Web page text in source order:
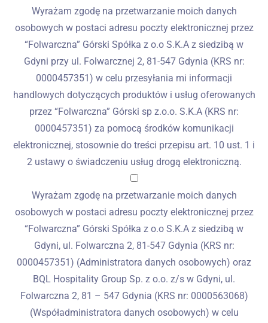
Wyrażam zgodę na przetwarzanie moich danych
osobowych w postaci adresu poczty elektronicznej przez
“Folwarczna” Górski Spółka z o.o S.K.A z siedzibą w
Gdyni przy ul. Folwarcznej 2, 81-547 Gdynia (KRS nr:
0000457351) w celu przesyłania mi informacji
handlowych dotyczących produktów i usług oferowanych
przez “Folwarczna” Górski sp z.o.o. S.K.A (KRS nr:
0000457351) za pomocą środków komunikacji
elektronicznej, stosownie do treści przepisu art. 10 ust. 1 i
2 ustawy o świadczeniu usług drogą elektroniczną.
Wyrażam zgodę na przetwarzanie moich danych
osobowych w postaci adresu poczty elektronicznej przez
“Folwarczna” Górski Spółka z o.o S.K.A z siedzibą w
Gdyni, ul. Folwarczna 2, 81-547 Gdynia (KRS nr:
0000457351) (Administratora danych osobowych) oraz
BQL Hospitality Group Sp. z o.o. z/s w Gdyni, ul.
Folwarczna 2, 81 – 547 Gdynia (KRS nr: 0000563068)
(Współadministratora danych osobowych) w celu